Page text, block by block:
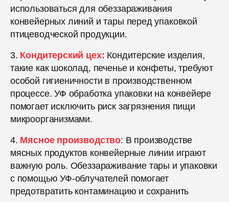
использоваться для обеззараживания
конвейерных линий и тары перед упаковкой
птицеводческой продукции.
3. Кондитерский цех: Кондитерские изделия,
такие как шоколад, печенье и конфеты, требуют
особой гигиеничности в производственном
процессе. УФ обработка упаковки на конвейере
помогает исключить риск загрязнения пищи
микроорганизмами.
4. Мясное производство: В производстве
мясных продуктов конвейерные линии играют
важную роль. Обеззараживание тары и упаковки
с помощью УФ-облучателей помогает
предотвратить контаминацию и сохранить